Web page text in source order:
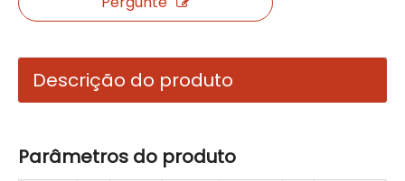
Descrição do produto
Parâmetros do produto